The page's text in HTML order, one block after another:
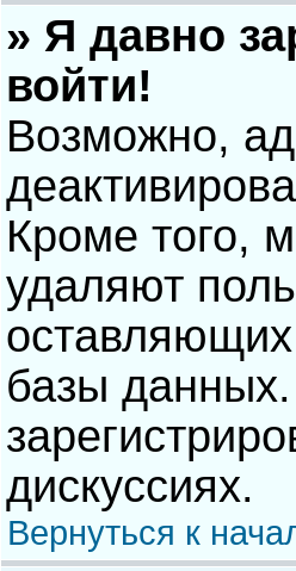
» Я давно
войти!
Возможно,
Кроме того,
удаляют
базы
дискуссиях.
Вернуться к